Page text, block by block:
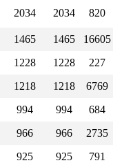
2034 2034 820
1465 1465 16605
1228 1228 227
1218 1218 6769
994 994 684
966 966 2735
925 925 791